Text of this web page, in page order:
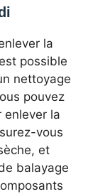
la
possible
nettoyage
pouvez
enlever la
vous
et
balayage